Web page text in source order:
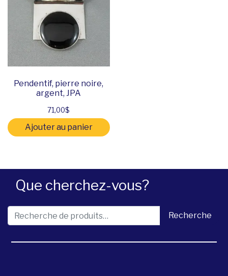
Que cherchez-vous?
Recherche pour : Recherche
Pendentif, pierre noire,
argent, JPA
71,00$
Ajouter au panier